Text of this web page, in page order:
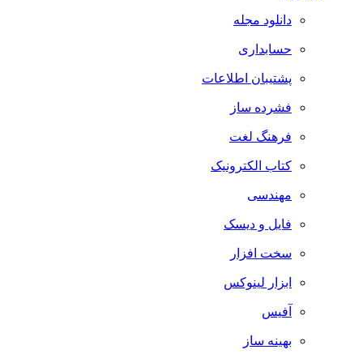
دانلود مجله
حسابداری
پشتیبان اطلاعات
فشرده ساز
فرهنگ لغت
کتاب الکترونیک
مهندسی
فایل و دیسک
سخت افزار
ابزار لینوکس
آفیس
بهینه ساز